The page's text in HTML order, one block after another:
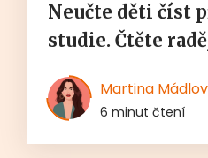
Neučte děti číst
studie. Čtěte
Martina
6 minut čtení